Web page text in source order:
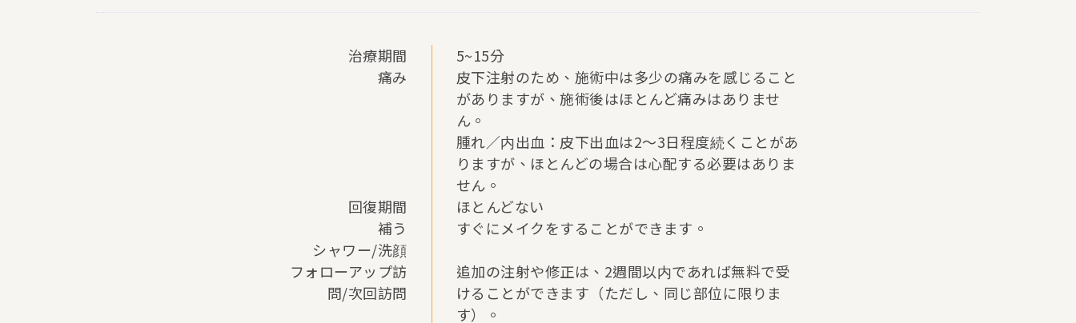
治療期間
5~15分
痛み
皮下注射のため、施術中は多少の痛みを感じること
がありますが、施術後はほとんど痛みはありませ
ん。
腫れ／内出血：皮下出血は2～3日程度続くことがあ
りますが、ほとんどの場合は心配する必要はありま
せん。
回復期間
ほとんどない
補う
すぐにメイクをすることができます。
シャワー/洗顔
フォローアップ訪
問/次回訪問
追加の注射や修正は、2週間以内であれば無料で受
けることができます（ただし、同じ部位に限りま
す）。